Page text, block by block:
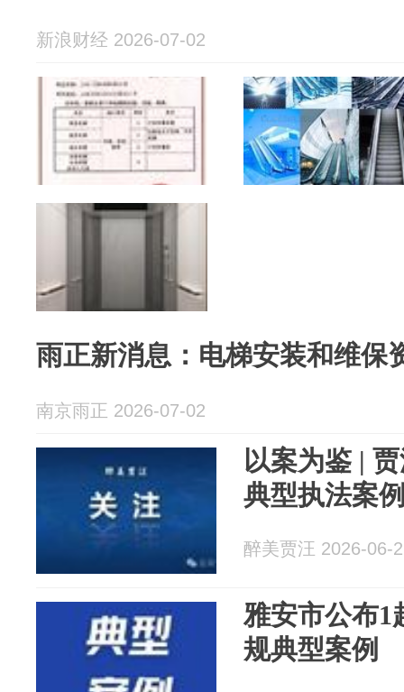
新浪财经 2026-07-02
雨正新消息：电梯安装和维保
南京雨正 2026-07-02
以案为鉴 |
典型执法案
醉美贾汪 2026-06-
雅安市公布1
规典型案例